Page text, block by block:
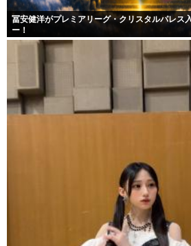
冨安健洋がプレミアリーグ・クリスタルパレス
ー！